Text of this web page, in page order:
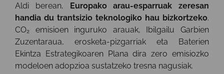
Aldi berean, Europako arau-esparruak zeresan
handia du trantsizio teknologiko hau bizkortzeko.
CO₂ emisioen inguruko arauak, Ibilgailu Garbien
Zuzentaraua, erosketa-pizgarriak eta Baterien
Ekintza Estrategikoaren Plana dira zero emisiozko
modeloen adopzioa sustatzeko tresna nagusiak.